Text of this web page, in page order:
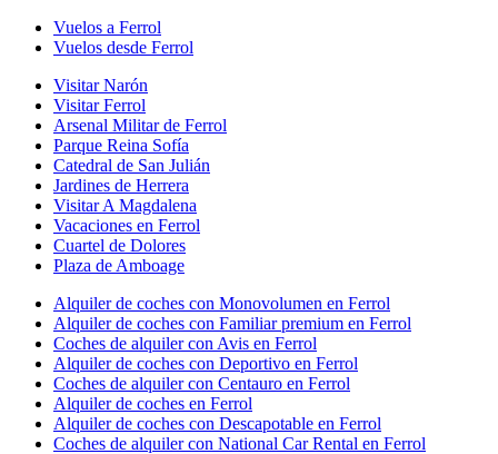
Vuelos a Ferrol
Vuelos desde Ferrol
Visitar Narón
Visitar Ferrol
Arsenal Militar de Ferrol
Parque Reina Sofía
Catedral de San Julián
Jardines de Herrera
Visitar A Magdalena
Vacaciones en Ferrol
Cuartel de Dolores
Plaza de Amboage
Alquiler de coches con Monovolumen en Ferrol
Alquiler de coches con Familiar premium en Ferrol
Coches de alquiler con Avis en Ferrol
Alquiler de coches con Deportivo en Ferrol
Coches de alquiler con Centauro en Ferrol
Alquiler de coches en Ferrol
Alquiler de coches con Descapotable en Ferrol
Coches de alquiler con National Car Rental en Ferrol